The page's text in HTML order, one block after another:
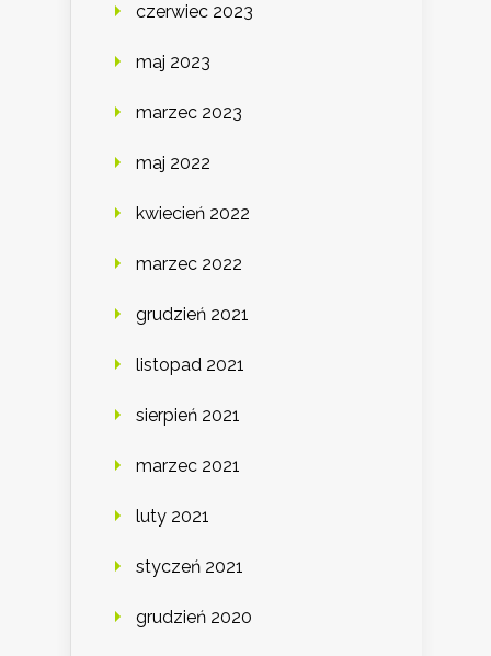
czerwiec 2023
maj 2023
marzec 2023
maj 2022
kwiecień 2022
marzec 2022
grudzień 2021
listopad 2021
sierpień 2021
marzec 2021
luty 2021
styczeń 2021
grudzień 2020